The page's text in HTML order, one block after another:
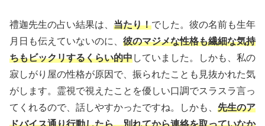
禮迦先生の占い結果は、 当たり！でした。彼の名前も生年
月日も伝えていないのに、 彼のマジメな性格も繊細な気持
ちもビックリするくらい的中していました。しかも、私の
寂しがり屋の性格が原因で、振られたことも見抜かれた気
がします。霊視で視えたことを優しい口調でスラスラ言っ
てくれるので、話しやすかったですね。しかも、 先生のア
ドバイス通り行動したら、別れてから連絡を取っていなか